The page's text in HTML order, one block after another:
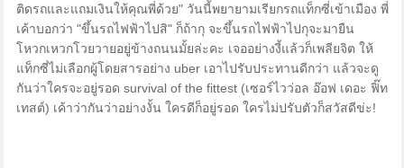
ติดรถและแถมเงินให้คุณพี่ด้วย" วันนี้พยายามเรียกรถแท็กซี่เข้าเมือง พี่
เค้าบอกว่า "ขึ้นรถไฟฟ้าไปสิ" ก็ถ้ากุ จะขึ้นรถไฟฟ้าไปกุจะมายืน
โหวกเหวกโวยวายอยู่ข้างถนนมั้ยล่ะคะ เจออย่างงี้แล้วก็เพลียจิต ให้
แท็กซี่ไม่เลือกผู้โดยสารอย่าง uber เอาไปรับประทานดีกว่า แล้วจะดู
กันว่าใครจะอยู่รอด survival of the fittest (เซอร์ไวว่อล อ๊อฟ เดอะ ฟิ๊ท
เทสต์) เค้าว่ากันว่าอย่างงั้น ใครดีก็อยู่รอด ใครไม่ปรับตัวก็สวัสดีข่ะ!